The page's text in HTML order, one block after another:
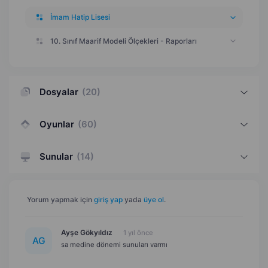
İmam Hatip Lisesi
10. Sınıf Maarif Modeli Ölçekleri - Raporları
Dosyalar (20)
Oyunlar (60)
Sunular (14)
Yorum yapmak için giriş yap yada üye ol.
AG
Ayşe Gökyıldız
1 yıl önce
sa medine dönemi sunuları varmı